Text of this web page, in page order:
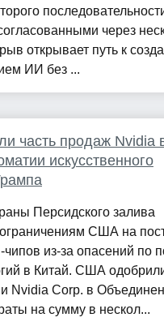
через
открывает путь к
ИИ без ...
часть продаж Nvidia
искусственного
Персидского залива
США на
из-за опасений по
в Китай. США
Nvidia Corp. в
на сумму в нескол...